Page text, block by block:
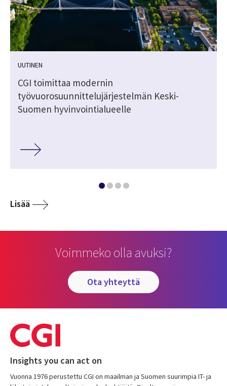
UUTINEN
CGI toimittaa modernin
työvuorosuunnittelujärjestelmän Keski-
Suomen hyvinvointialueelle
Lisää
Voimmeko olla avuksi?
ota yhteyttä
Insights you can act on
Vuonna 1976 perustettu CGI on maailman ja Suomen suurimpia IT- ja